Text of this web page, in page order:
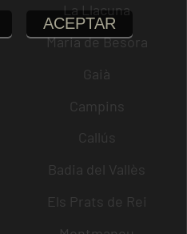
La Llacuna
Maria de Besora
Gaià
Campins
Callús
Badia del Vallès
Els Prats de Rei
ACEPTAR